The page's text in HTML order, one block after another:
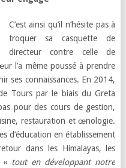
C’est ainsi qu’il n’hésite pas à
troquer sa casquette de
directeur contre celle de
l’a même poussé à prendre
ses connaissances. En 2014,
Tours par le biais du Greta
pour des cours de gestion,
restauration et œnologie.
d’éducation en établissement
dans les Himalayas, les
« tout en développant notre